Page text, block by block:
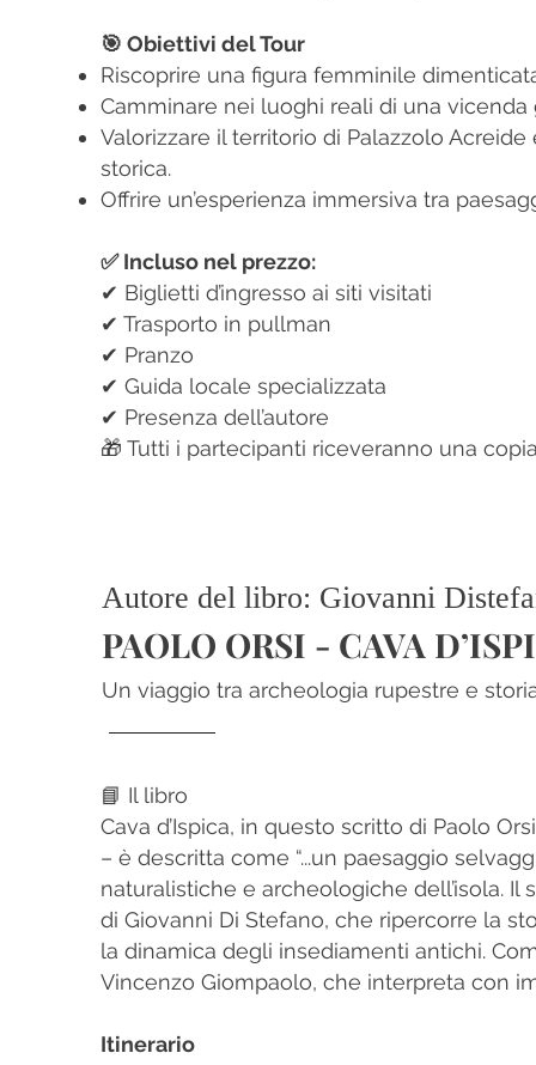
🎯 Obiettivi del Tour
Riscoprire una figura femminile
Camminare nei luoghi reali di una vicenda
Valorizzare il territorio di Palazzolo
storica.
Offrire un’esperienza immersiva tra
✅ Incluso nel prezzo:
✔ Biglietti d’ingresso ai siti visitati
✔ Trasporto in pullman
✔ Pranzo
✔ Guida locale specializzata
✔ Presenza dell’autore
🎁 Tutti i partecipanti riceveranno una
Autore del libro: Giovanni
PAOLO ORSI - CAVA
Un viaggio tra archeologia rupestre e
📘 Il libro
Cava d’Ispica, in questo scritto di Paolo
– è descritta come “...un paesaggio
naturalistiche e archeologiche dell’isola.
di Giovanni Di Stefano, che ripercorre la
la dinamica degli insediamenti antichi.
Vincenzo Giompaolo, che interpreta con
Itinerario